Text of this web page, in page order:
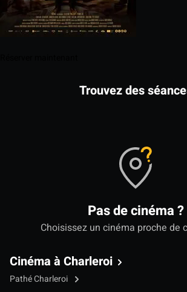
Trouvez des
Pas de cinéma ?
Choisissez un cinéma proche de
Cinéma à Charleroi
Pathé Charleroi